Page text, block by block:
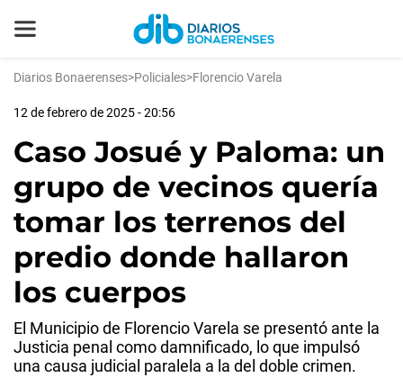
Diarios Bonaerenses>Policiales>Florencio Varela
12 de febrero de 2025 - 20:56
Caso Josué y Paloma: un
grupo de vecinos quería
tomar los terrenos del
predio donde hallaron
los cuerpos
El Municipio de Florencio Varela se presentó ante la
Justicia penal como damnificado, lo que impulsó
una causa judicial paralela a la del doble crimen.